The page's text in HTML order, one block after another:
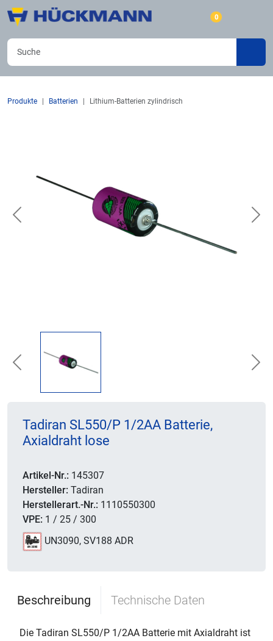
0
Produkte Batterien Lithium-Batterien zylindrisch
Previous
Previous
Tadiran SL550/P 1/2AA Batterie,
Axialdraht lose
Artikel-Nr.: 145307
Hersteller: Tadiran
Herstellerart.-Nr.: 1110550300
VPE: 1 / 25 / 300
UN3090, SV188 ADR
Beschreibung Technische Daten
Die Tadiran SL550/P 1/2AA Batterie mit Axialdraht ist